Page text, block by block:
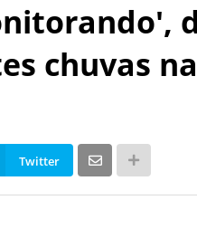
chuvas
Twitter